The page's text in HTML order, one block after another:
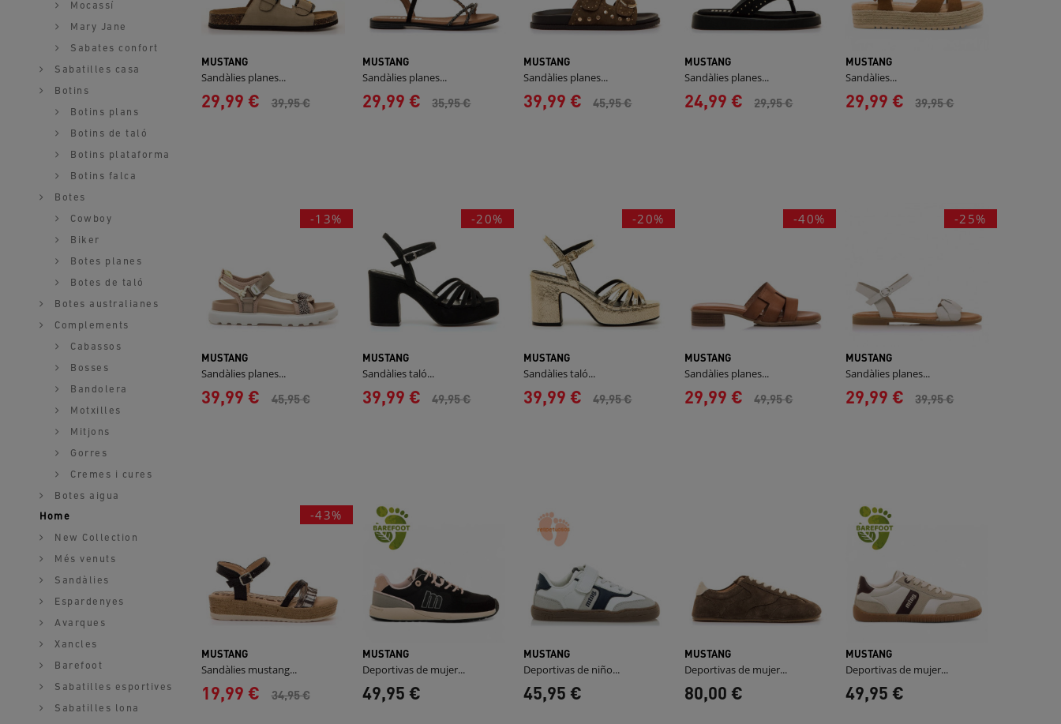
Mocassí
Mary Jane
Sabates confort
Sabatilles casa
Botins
Botins plans
Botins de taló
Botins plataforma
Botins falca
Botes
Cowboy
Biker
Botes planes
Botes de taló
Botes australianes
Complements
Cabassos
Bosses
Bandolera
Motxilles
Mitjons
Gorres
Cremes i cures
Botes aigua
Home
New Collection
Més venuts
Sandàlies
Espardenyes
Avarques
Xancles
Barefoot
Sabatilles esportives
Sabatilles lona
MUSTANG
Sandàlies planes...
29,99 € 39,95 €
MUSTANG
Sandàlies planes...
29,99 € 35,95 €
MUSTANG
Sandàlies planes...
39,99 € 45,95 €
MUSTANG
Sandàlies planes...
24,99 € 29,95 €
MUSTANG
Sandàlies...
29,99 € 39,95 €
-13%
MUSTANG
Sandàlies planes...
39,99 € 45,95 €
-20%
MUSTANG
Sandàlies taló...
39,99 € 49,95 €
-20%
MUSTANG
Sandàlies taló...
39,99 € 49,95 €
-40%
MUSTANG
Sandàlies planes...
29,99 € 49,95 €
-25%
MUSTANG
Sandàlies planes...
29,99 € 39,95 €
-43%
MUSTANG
Sandàlies mustang...
19,99 € 34,95 €
MUSTANG
Deportivas de mujer...
49,95 €
MUSTANG
Deportivas de niño...
45,95 €
MUSTANG
Deportivas de mujer...
80,00 €
MUSTANG
Deportivas de mujer...
49,95 €